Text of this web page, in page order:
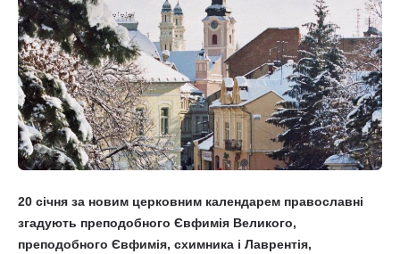
20 січня за новим церковним календарем православні
згадують преподобного Євфимія Великого,
преподобного Євфимія, схимника і Лаврентія,